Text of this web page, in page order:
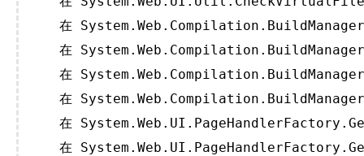
在
在
在
在
在
在